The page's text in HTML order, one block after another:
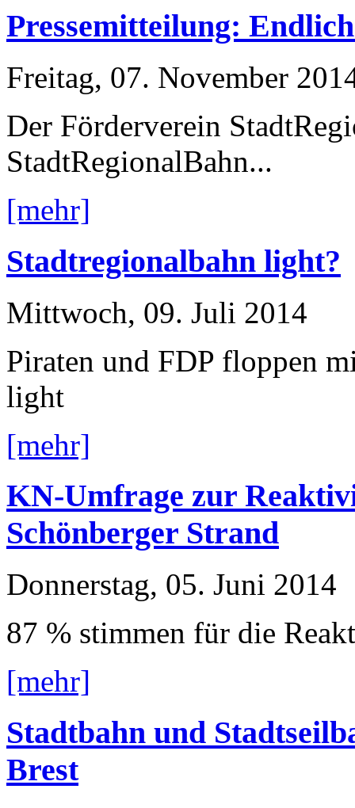
Pressemitteilung:
Freitag, 07. November
Der Förderverein
StadtRegionalBahn...
[mehr]
Stadtregionalbahn light?
Mittwoch, 09. Juli 2014
Piraten und FDP floppen
light
[mehr]
KN-Umfrage zur
Schönberger Strand
Donnerstag, 05. Juni 2014
87 % stimmen für die
[mehr]
Stadtbahn und
Brest